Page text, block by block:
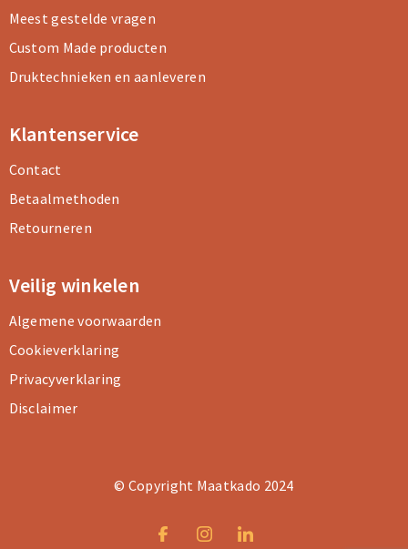
Meest gestelde vragen
Custom Made producten
Druktechnieken en aanleveren
Klantenservice
Contact
Betaalmethoden
Retourneren
Veilig winkelen
Algemene voorwaarden
Cookieverklaring
Privacyverklaring
Disclaimer
© Copyright Maatkado 2024